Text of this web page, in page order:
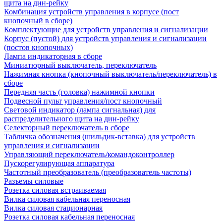
щита на дин-рейку
Комбинация устройств управления в корпусе (пост
кнопочный в сборе)
Комплектующие для устройств управления и сигнализации
Корпус (пустой) для устройств управления и сигнализации
(постов кнопочных)
Лампа индикаторная в сборе
Миниатюрный выключатель, переключатель
Нажимная кнопка (кнопочный выключатель/переключатель) в
сборе
Передняя часть (головка) нажимной кнопки
Подвесной пульт управления/пост кнопочный
Световой индикатор (лампа сигнальная) для
распределительного щита на дин-рейку
Селекторный переключатель в сборе
Табличка обозначения (шильдик-вставка) для устройств
управления и сигнализации
Управляющий переключатель/командоконтроллер
Пускорегулирующая аппаратура
Частотный преобразователь (преобразователь частоты)
Разъемы силовые
Розетка силовая встраиваемая
Вилка силовая кабельная переносная
Вилка силовая стационарная
Розетка силовая кабельная переносная